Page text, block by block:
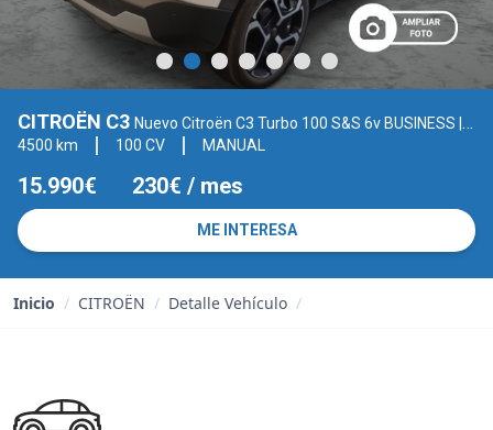
CITROËN C3 Nuevo Citroën C3 Turbo 100 S&S 6v BUSINESS
4500 km
100 CV MANUAL
15.990€ 230€ / mes
ME INTERESA
Inicio / CITROËN / Detalle Vehículo /